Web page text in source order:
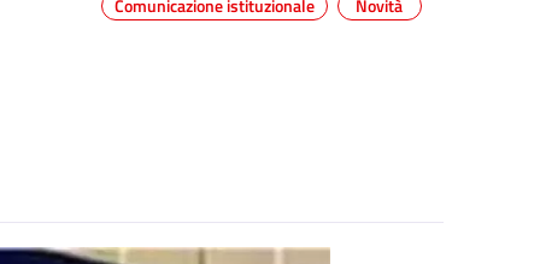
Comunicazione istituzionale Novità